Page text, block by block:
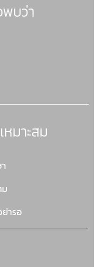
บว่า
หมาะสม
ารอ